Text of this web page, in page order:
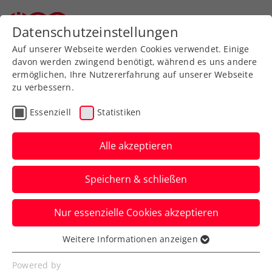
Aktuelle News
News filtern
Datenschutzeinstellungen
Auf unserer Webseite werden Cookies verwendet. Einige
davon werden zwingend benötigt, während es uns andere
ermöglichen, Ihre Nutzererfahrung auf unserer Webseite
zu verbessern.
Essenziell Statistiken
Alle akzeptieren
Speichern & schließen
Nur essenzielle Cookies akzeptieren
Essenziell
Essenzielle Cookies werden für grundlegende
Weitere Informationen anzeigen
Powered by